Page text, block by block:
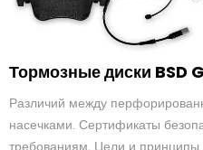
Тормозные диски BSD
Различий между
насечками. Сертификаты